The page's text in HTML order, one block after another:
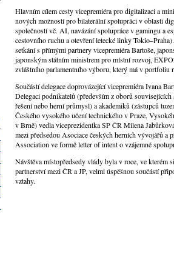
Hlavním cílem cesty vicepremiéra pro digitalizaci a
nových možností pro bilaterální spolupráci v oblasti
společností vč. AI, navázání spolupráce v gamingu a
cestovního ruchu a otevření letecké linky
setkání s přímými partnery vicepremiéra Bartoše,
japonským státním ministrem pro místní rozvoj,
zvláštního parlamentního výboru, který má v portfoliu
Součástí delegace doprovázející vicepremiéra Ivana
Delegaci podnikatelů (především z oborů
řešení nebo herní průmysl) a akademiků (zástupců
Českého vysokého učení technického v Praze,
v Brně) vedla viceprezidentka SP ČR Milena
mezi předsedou Asociace českých herních vývojářů a
Association ve formě letter of intent o vzájemné
Návštěva místopředsedy vlády byla v roce, ve kterém
partnerství mezi ČR a JP, velmi úspěšnou součástí
vztahy.